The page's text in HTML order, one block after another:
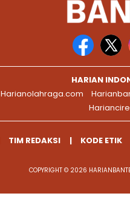
HARIAN
Harianolahraga.com
TIM REDAKSI KODE ETIK
COPYRIGHT © 2026